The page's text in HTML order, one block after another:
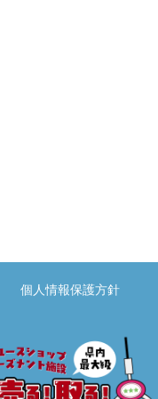
個人情報保護方針